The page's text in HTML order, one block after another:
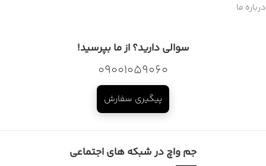
درباره ما
سوالی دارید؟ از ما بپرسید!
09001059060
پیگیری سفارش
جم واچ در شبکه های اجتماعی